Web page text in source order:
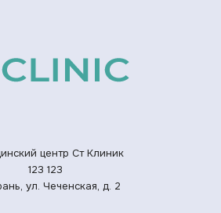
центр Ст Клиник
123 123
ул. Чеченская, д. 2